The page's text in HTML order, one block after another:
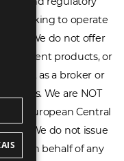
seeking to operate
We do not offer
products, or
act as a broker or
We are NOT
the European Central
We do not issue
on behalf of any